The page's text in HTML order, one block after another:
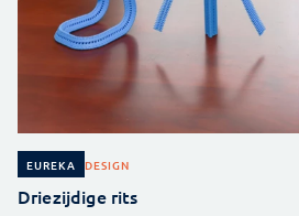
EUREKA DESIGN
Driezijdige rits